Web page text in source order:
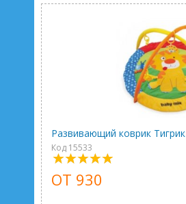
Развивающий коврик Тигрик
Код 15533
ОТ 930